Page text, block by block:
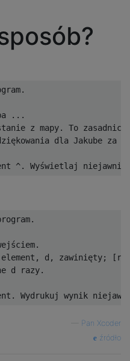
...
z mapy. To
dla Jakube za
d, zawinięty;
d razy.
Pan Xcoder
źródło